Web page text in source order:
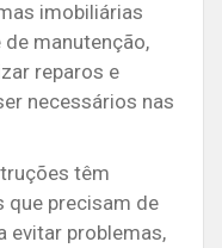
imobiliárias
manutenção,
reparos e
necessários nas
têm
que precisam de
evitar problemas,